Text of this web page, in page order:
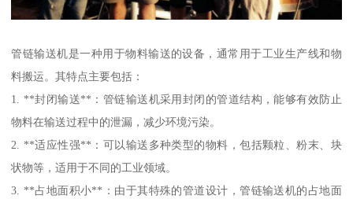
管链输送机是一种用于物料输送的设备，通常用于工业生产线和物
料搬运。其特点主要包括：
1. **封闭输送**：管链输送机采用封闭的管道结构，能够有效防止
物料在输送过程中的泄漏，减少环境污染。
2. **适应性强**：可以输送多种类型的物料，包括颗粒、粉末、块
状物等，适用于不同的工业领域。
3. **占地面积小**：由于其特殊的管道设计，管链输送机的占地面